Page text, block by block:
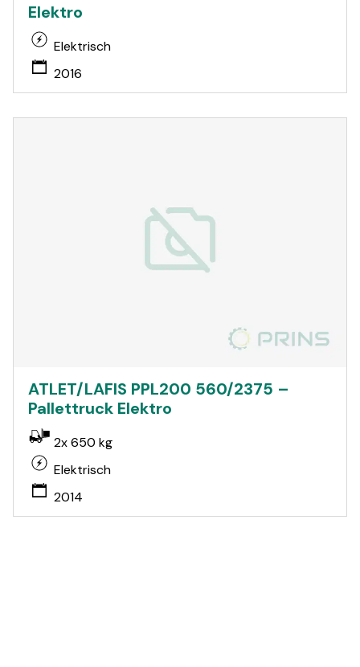
Elektro
Elektrisch
2016
ATLET/LAFIS PPL200 560/2375 –
Pallettruck Elektro
2x 650 kg
Elektrisch
2014